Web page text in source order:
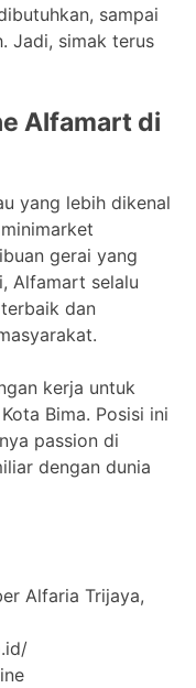
sampai
Jadi, simak terus
Alfamart di
yang lebih dikenal
gerai yang
Alfamart selalu
dan
kerja untuk
Bima. Posisi ini
passion di
dengan dunia
Alfaria Trijaya,